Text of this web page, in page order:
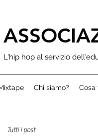
L'hip hop al servizio
Chi siamo? Cosa
Tutti i post